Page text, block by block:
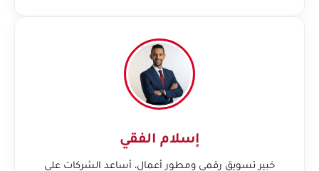
إسلام الفقي
خبير تسويق رقمي ومطور أعمال، أساعد الشركات على